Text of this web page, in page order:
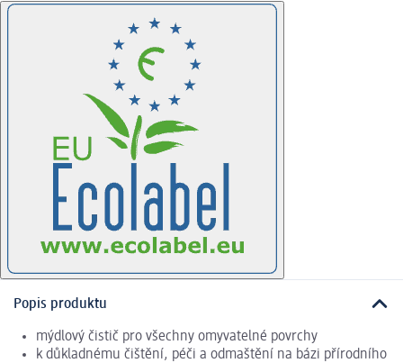
Popis produktu
mýdlový čistič pro všechny omyvatelné povrchy
k důkladnému čištění, péči a odmaštění na bázi přírodního